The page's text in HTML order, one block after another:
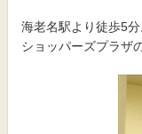
海老名駅より徒歩5分
ショッパーズプラザ